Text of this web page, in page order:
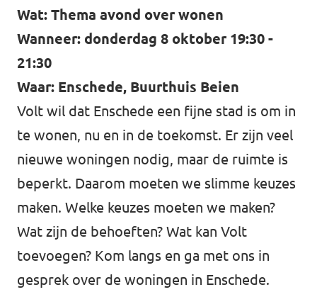
Almelo
Deventer
Enschede
Hengelo
Zwolle
Wat: Thema avond over wonen
Wanneer: donderdag 8 oktober 19:30 -
21:30
Waar: Enschede, Buurthuis Beien
Volt wil dat Enschede een fijne stad is om in
te wonen, nu en in de toekomst. Er zijn veel
nieuwe woningen nodig, maar de ruimte is
beperkt. Daarom moeten we slimme keuzes
maken. Welke keuzes moeten we maken?
Wat zijn de behoeften? Wat kan Volt
toevoegen? Kom langs en ga met ons in
gesprek over de woningen in Enschede.